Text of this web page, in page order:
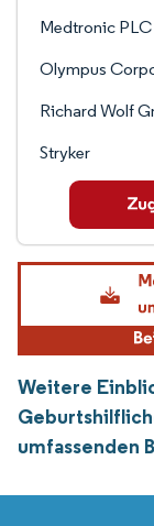
Medtronic PLC
Olympus
Richard Wolf
Stryker
Weitere
umfassenden